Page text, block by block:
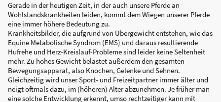
Gerade in der heutigen Zeit, in der auch unsere Pferde an
Wohlstandskrankheiten leiden, kommt dem Wiegen unserer Pferde
eine immer höhere Bedeutung zu.
Krankheitsbilder, die aufgrund von Übergewicht entstehen, wie das
Equine Metabolische Syndrom (EMS) und daraus resultierende
Hufrehe und Herz-Kreislauf-Probleme sind leider keine Seltenheit
mehr. Zu hohes Gewicht belastet außerdem den gesamten
Bewegungsapparat, also Knochen, Gelenke und Sehnen.
Gleichzeitig wird unser Sport- und Freizeitpartner immer älter und
neigt oftmals dazu, im (höheren) Alter abzunehmen. Je früher man
eine solche Entwicklung erkennt, umso rechtzeitiger kann mit